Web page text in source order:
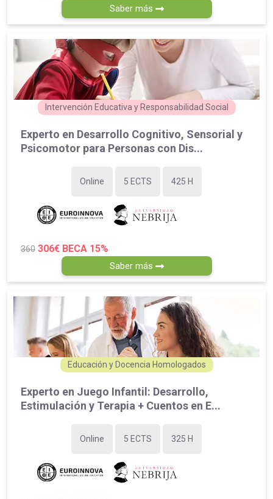
Saber más
Intervención Educativa y Responsabilidad Social
Experto en Desarrollo Cognitivo, Sensorial y
Psicomotor para Personas con Dis...
Online 5 ECTS 425 H
360 306€ BECA 15%
Saber más
Educación y Docencia Homologados
Experto en Juego Infantil: Desarrollo,
Estimulación y Terapia + Cuentos en E...
Online 5 ECTS 325 H